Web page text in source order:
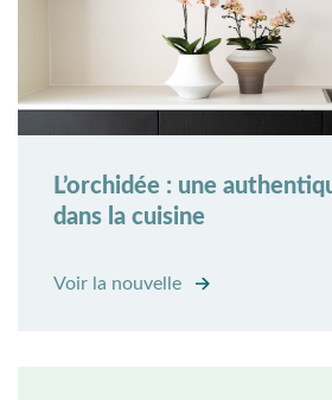
L’orchidée : une
dans la cuisine
Voir la nouvelle